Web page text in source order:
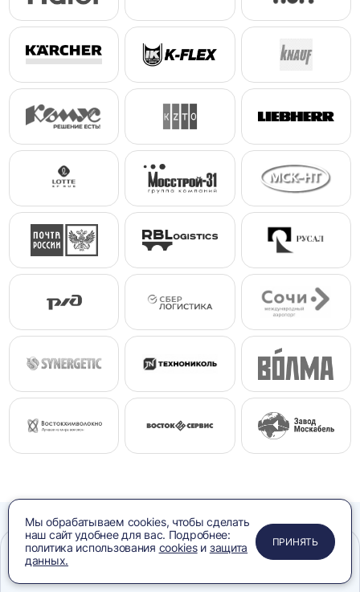
Остались
вопросы?
ПРИМЕНИТЬ
ЗАКРЫТЬ
ЗАКРЫТЬ
ЗАКРЫТЬ
Мы обрабатываем cookies, чтобы сделать
наш сайт удобнее для вас. Подробнее:
политика использования cookiesи защита
данных.
ПРИНЯТЬ